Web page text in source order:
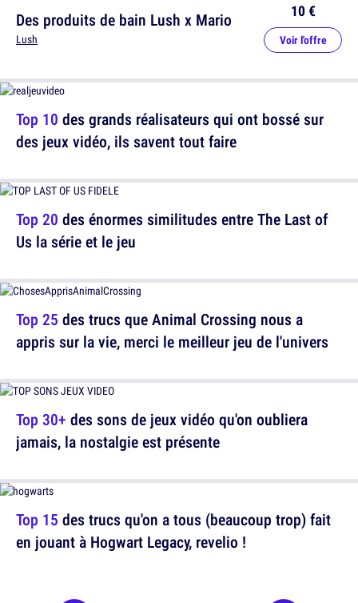
Top 10 des grands réalisateurs qui ont bossé sur
des jeux vidéo, ils savent tout faire
Top 25 des trucs que Animal Crossing nous a
appris sur la vie, merci le meilleur jeu de l'univers
Top 15 des trucs qu'on a tous (beaucoup trop) fait
en jouant à Hogwart Legacy, revelio !
Des produits de bain Lush x Mario
Lush
10 €
Voir l'offre
Top 20 des énormes similitudes entre The Last of
Us la série et le jeu
Top 30+ des sons de jeux vidéo qu'on oubliera
jamais, la nostalgie est présente